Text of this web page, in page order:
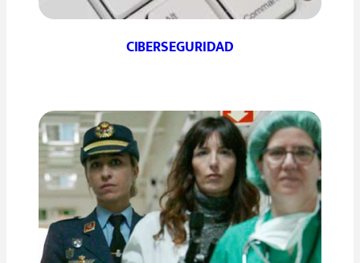
CIBERSEGURIDAD